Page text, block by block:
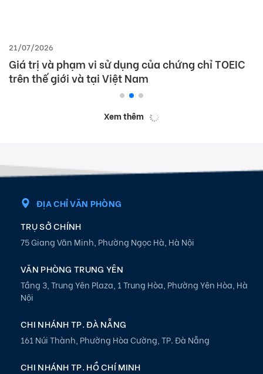
21/07/2026
Giá trị và phạm vi sử dụng của chứng chỉ TOEIC
trên thế giới và tại Việt Nam
Xem thêm
ĐỊA CHỈ VĂN PHÒNG
TRỤ SỞ CHÍNH
75 Giang Văn Minh, Phường Ngọc Hà, Hà Nội
VĂN PHÒNG TRUNG YÊN
Tầng 3, Trung Yên Plaza, 1 Trung Hòa, Phường Yên Hòa, Hà
Nội
CHI NHÁNH TP. ĐÀ NẴNG
161 Núi Thành, Phường Hòa Cường, TP. Đà Nẵng
CHI NHÁNH TP. HỒ CHÍ MINH